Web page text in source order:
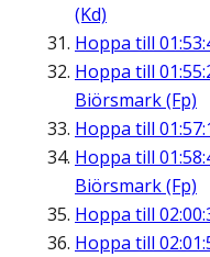
(Kd)
Hoppa till
Hoppa till
Biörsmark (Fp)
Hoppa till
Hoppa till
Biörsmark (Fp)
Hoppa till
Hoppa till